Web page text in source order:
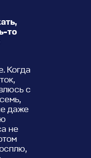
то
Когда
с
даже
не